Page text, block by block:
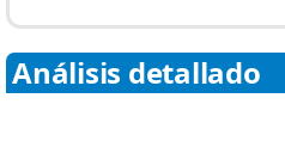
Análisis detallado